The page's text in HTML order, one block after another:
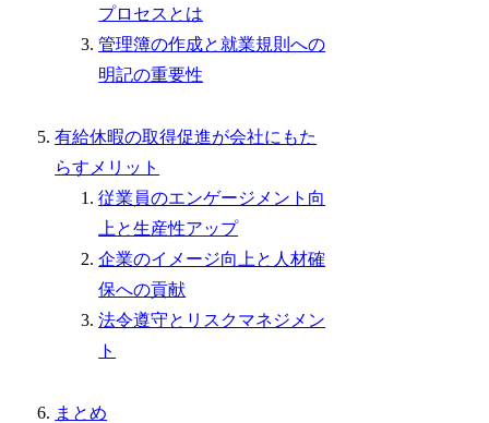
プロセスとは
管理簿の作成と就業規則への
明記の重要性
有給休暇の取得促進が会社にもた
らすメリット
従業員のエンゲージメント向
上と生産性アップ
企業のイメージ向上と人材確
保への貢献
法令遵守とリスクマネジメン
ト
まとめ